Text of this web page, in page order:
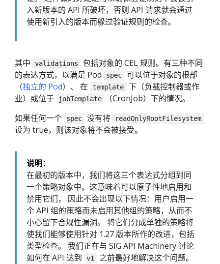
入新版本的 API 所破坏，否则 API 请求就会通过
使用新引入的版本而躲过验证规则的检查。
其中 validations
包括对象的 CEL 规则。有三种不同
的表达方式，以满足 Pod
spec
可以位于对象的根部
（独立的 Pod）、 在 template
下（负载控制器或作
业）或位于
jobTemplate
（CronJob）下的情况。
如果任何一个
spec 没有将 readOnlyRootFilesystem
设为 true，则该对象将不会被接受。
说明：
在最初的版本中，我们将这三个表达式分组到同
一个策略对象中。这意味着可以原子性地启用和
禁用它们， 因此不会出现以下情况：用户启用一
个 API 组的策略而未启用其他组的策略，从而不
小心留下合规性漏洞。 将它们分成单独的策略将
使我们能够使用针对 1.27 版本所作的改进，包括
类型检查。 我们正在与 SIG API Machinery 讨论
如何在 API 达到
v1 之前最好地解决这个问题。